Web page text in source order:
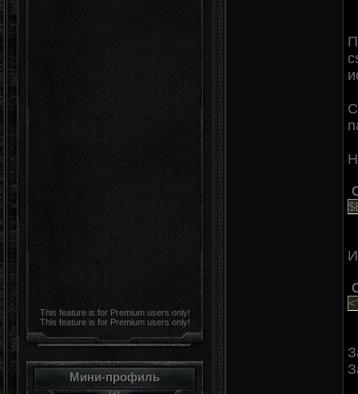
This feature is for Premium users only!
This feature is for Premium users only!
Мини-профиль